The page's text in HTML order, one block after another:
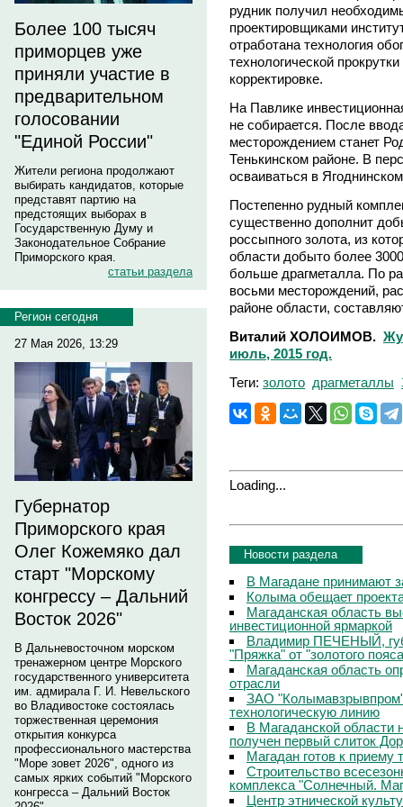
Более 100 тысяч
приморцев уже
приняли участие в
предварительном
голосовании
"Единой России"
Жители региона продолжают
выбирать кандидатов, которые
представят партию на
предстоящих выборах в
Государственную Думу и
Законодательное Собрание
Приморского края.
статьи раздела
Регион сегодня
27 Мая 2026, 13:29
Губернатор
Приморского края
Олег Кожемяко дал
старт "Морскому
конгрессу – Дальний
Восток 2026"
В Дальневосточном морском
тренажерном центре Морского
государственного университета
им. адмирала Г. И. Невельского
во Владивостоке состоялась
торжественная церемония
открытия конкурса
профессионального мастерства
"Море зовет 2026", одного из
самых ярких событий "Морского
конгресса – Дальний Восток
рудник получил
проектировщиками
отработана технология
технологической
корректировке.
На Павлике
не собирается. После
месторождением станет
Тенькинском районе. В
осваиваться в
Постепенно рудный
существенно дополнит
россыпного золота, из
области добыто более
больше драгметалла. По
восьми месторождений,
районе области,
Виталий ХОЛОИМОВ.
июль, 2015 год.
Теги: золото драгметаллы
Loading...
Новости раздела
В Магадане принимают
Колыма обещает
Магаданская область
инвестиционной ярмаркой
Владимир ПЕЧЕНЫЙ,
"Пряжка" от "золотого
Магаданская область
отрасли
ЗАО
технологическую линию
В Магаданской области
получен первый слиток
Магадан готов к приему
Строительство
комплекса "Солнечный.
Центр этнической